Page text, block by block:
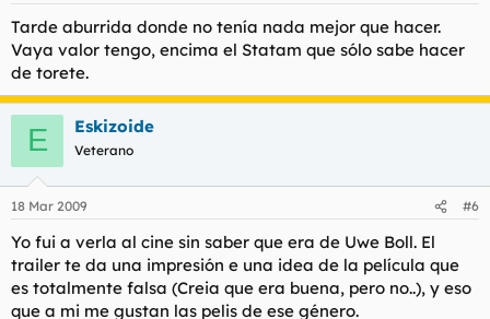
Tarde aburrida donde no tenía nada mejor que hacer.
Vaya valor tengo, encima el Statam que sólo sabe hacer
de torete.
E Eskizoide
Veterano
18 Mar 2009 #6
Yo fui a verla al cine sin saber que era de Uwe Boll. El
trailer te da una impresión e una idea de la película que
es totalmente falsa (Creia que era buena, pero no..), y eso
que a mi me gustan las pelis de ese género.